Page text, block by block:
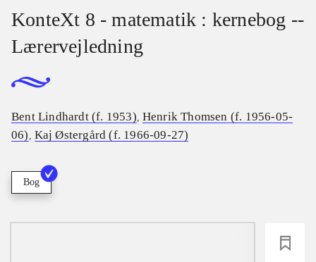
KonteXt 8 - matematik : kernebog --
Lærervejledning
Bent Lindhardt (f. 1953), Henrik Thomsen (f. 1956-05-
06) , Kaj Østergård (f. 1966-09-27)
Bog